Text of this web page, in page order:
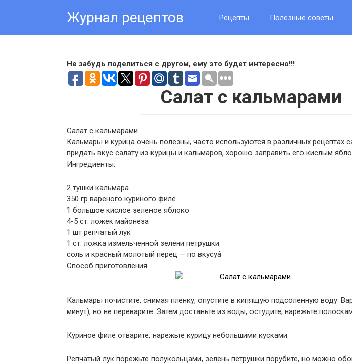
Журнал рецептов Рецепты Полезные советы
Не забудь поделиться с другом, ему это будет интересно!!!
Салат с кальмарами
Салат с кальмарами
Кальмары и курица очень полезны, часто используются в различных рецептах
придать вкус салату из курицы и кальмаров, хорошо заправить его кислым
Ингредиенты:
2 тушки кальмара
350 гр вареного куриного филе
1 большое кислое зеленое яблоко
4-5 ст. ложек майонеза
1 шт репчатый лук
1 ст. ложка измельченной зелени петрушки
соль и красный молотый перец — по вкусуâ
Способ приготовления
Кальмары почистите, снимая пленку, опустите в кипящую подсоленную воду.
минут), но не переварите. Затем достаньте из воды, остудите, нарежьте
Куриное филе отварите, нарежьте курицу небольшими кусками.
Репчатый лук порежьте полукольцами, зелень петрушки порубите, но можно